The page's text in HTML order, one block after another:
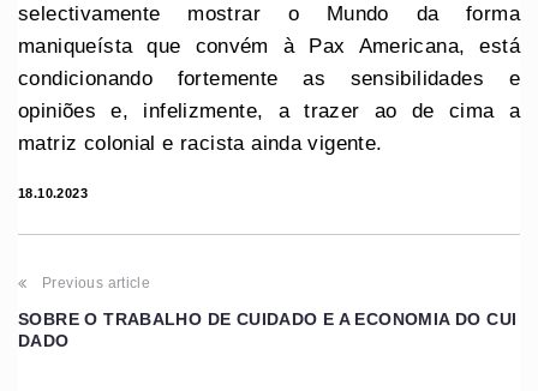
selectivamente mostrar o Mundo da forma
maniqueísta que convém à Pax Americana, está
condicionando fortemente as sensibilidades e
opiniões e, infelizmente, a trazer ao de cima a
matriz colonial e racista ainda vigente.
18.10.2023
Previous article
SOBRE O TRABALHO DE CUIDADO E A ECONOMIA DO CUI
DADO